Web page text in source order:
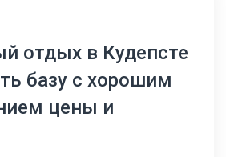
отдых в Кудепсте
базу с хорошим
цены и